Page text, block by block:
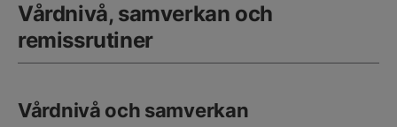
Vårdnivå, samverkan och
remissrutiner
Vårdnivå och samverkan